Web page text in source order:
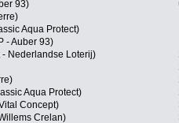
93)
Aqua Protect)
- Auber 93)
- Nederlandse Loterij)
Aqua Protect)
Concept)
Crelan)